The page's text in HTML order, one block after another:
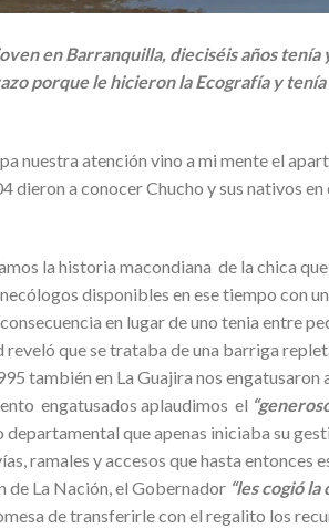
en Barranquilla, dieciséis años
porque le hicieron la Ecografía y
nuestra atención vino a mi mente el
dieron a conocer Chucho y sus nativos
la historia macondiana de la chica
disponibles en ese tiempo con
en lugar de uno tenia entre
que se trataba de una barriga
también en La Guajira nos
engatusados aplaudimos el
que apenas iniciaba su
ramales y accesos que hasta entonces
de La Nación, el Gobernador “les cogió la
de transferirle con el regalito los